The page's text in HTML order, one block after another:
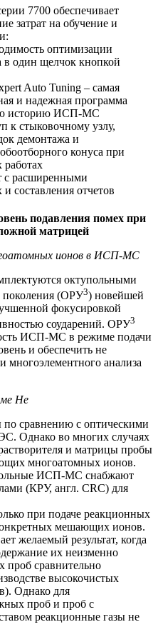
7700 обеспечивает
затрат на обучение и
оптимизации
в один щелчок кнопкой
Auto Tuning – самая
и надежная программа
историю ИСП-МС
к стыковочному узлу,
демонтажа и
конуса при
работах
с расширенными
составления отчетов
подавления помех при
матрицей
ионов в ИСП-МС
октупольными
поколения (ОРУ3) новейшей
фокусировкой
соударений. ОРУ3
ИСП-МС в режиме подачи
и обеспечить не
анализа
Не
сравнению с оптическими
Однако во многих случаях
и матрицы пробы
многоатомных ионов.
ИСП-МС снабжают
(КРУ, англ. CRC) для
при подаче реакционных
мешающих ионов.
желаемый результат, когда
их неизменно
проб сравнительно
высокочистых
Однако для
проб и проб с
реакционные газы не